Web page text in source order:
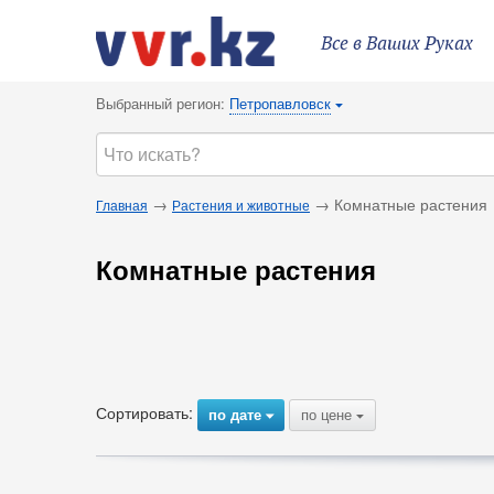
Все в Ваших Руках
Выбранный регион: Петропавловск {
Главная → Растения и животные → Комнатные растения
Комнатные растения
Сортировать: по дате{ по цене {